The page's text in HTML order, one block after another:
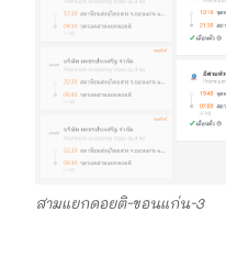
สามแยกดอยติ-ขอนแก่น-3